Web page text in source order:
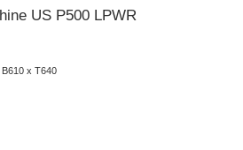
US P500 LPWR
x T640